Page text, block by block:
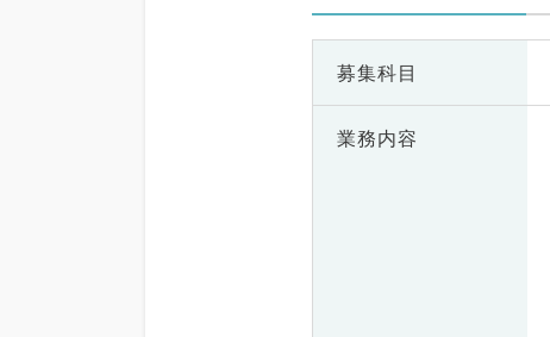
募集科目
業務内容